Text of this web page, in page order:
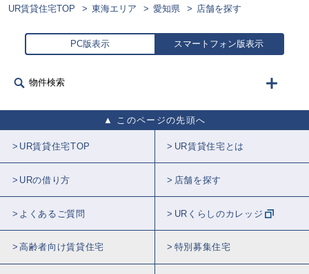
UR賃貸住宅TOP 東海エリア 愛知県 店舗を探す
PC版表示 スマートフォン版表示
物件検索
このページの先頭へ
UR賃貸住宅TOP UR賃貸住宅とは
URの借り方 店舗を探す
よくあるご質問 URくらしのカレッジ
高齢者向け賃貸住宅 特別募集住宅